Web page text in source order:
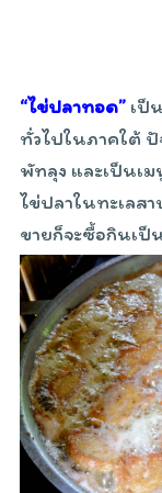
“ไข่ปลาทอด” เป็
ทั่วไปในภาคใต้
พัทลุง และเป็นเ
ไข่ปลาในทะเลส
ขายก็จะซื้อกินเป็